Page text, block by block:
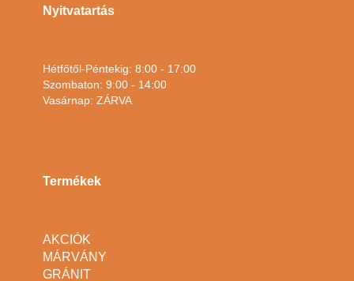
Nyitvatartás
Hétfőtől-Péntekig: 8:00 - 17:00
Szombaton: 9:00 - 14:00
Vasárnap: ZÁRVA
Termékek
AKCIÓK
MÁRVÁNY
GRÁNIT